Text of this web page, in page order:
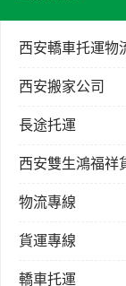
西安轎車托運物
西安搬家公司
長途托運
西安雙生鴻福祥
物流專線
貨運專線
轎車托運